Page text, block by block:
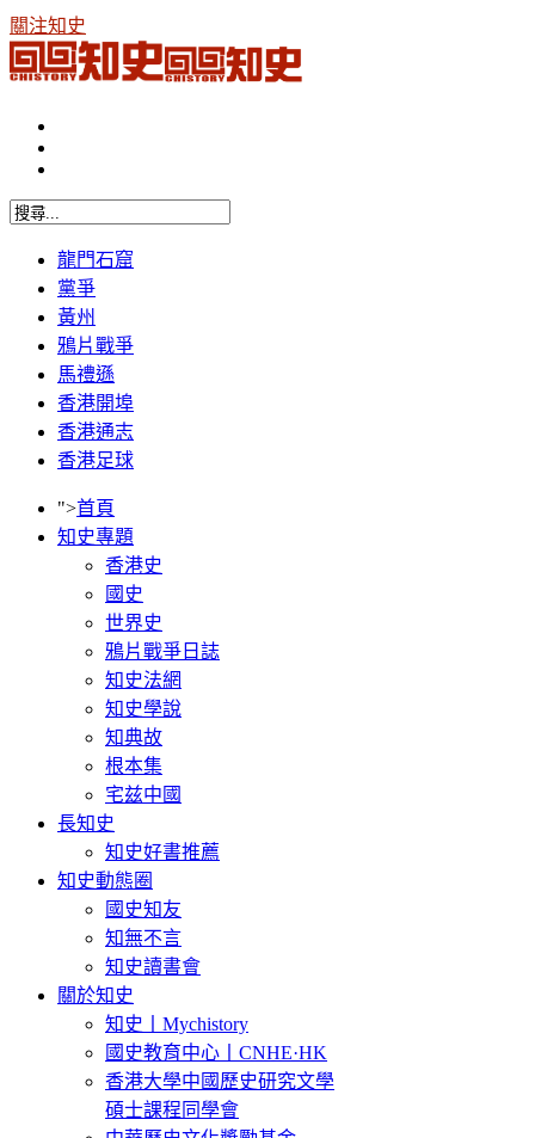
關注知史
龍門石窟
黨爭
黃州
鴉片戰爭
馬禮遜
香港開埠
香港通志
香港足球
">首頁
知史專題
香港史
國史
世界史
鴉片戰爭日誌
知史法網
知史學說
知典故
根本集
宅兹中國
長知史
知史好書推薦
知史動態圈
國史知友
知無不言
知史讀書會
關於知史
知史丨Mychistory
國史教育中心丨CNHE·HK
香港大學中國歷史研究文學
碩士課程同學會